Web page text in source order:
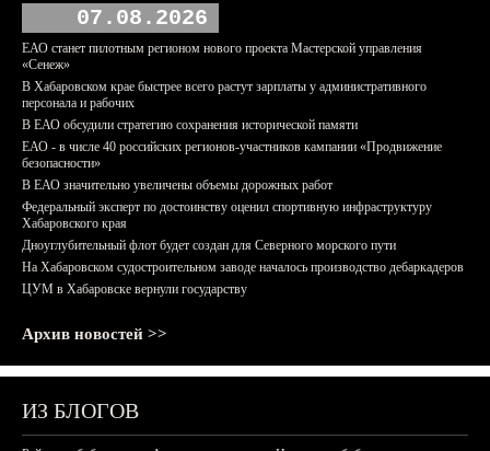
07.08.2026
ЕАО станет пилотным регионом нового проекта Мастерской управления
«Сенеж»
В Хабаровском крае быстрее всего растут зарплаты у административного
персонала и рабочих
В ЕАО обсудили стратегию сохранения исторической памяти
ЕАО - в числе 40 российских регионов-участников кампании «Продвижение
безопасности»
В ЕАО значительно увеличены объемы дорожных работ
Федеральный эксперт по достоинству оценил спортивную инфраструктуру
Хабаровского края
Дноуглубительный флот будет создан для Северного морского пути
На Хабаровском судостроительном заводе началось производство дебаркадеров
ЦУМ в Хабаровске вернули государству
Архив новостей >>
ИЗ БЛОГОВ